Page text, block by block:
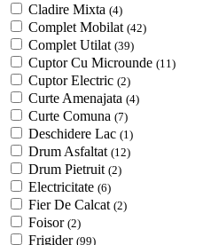
Cladire Mixta (4)
Complet Mobilat (42)
Complet Utilat (39)
Cuptor Cu Microunde (11)
Cuptor Electric (2)
Curte Amenajata (4)
Curte Comuna (7)
Deschidere Lac (1)
Drum Asfaltat (12)
Drum Pietruit (2)
Electricitate (6)
Fier De Calcat (2)
Foisor (2)
Frigider (99)